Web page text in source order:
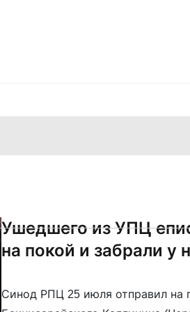
Ушедшего из УПЦ
на покой и забрали у
Синод РПЦ 25 июля отправил на